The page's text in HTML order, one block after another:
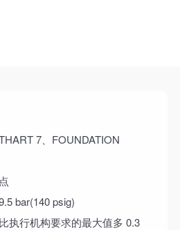
7、FOUNDATION
bar(140 psig)
执行机构要求的最大值多 0.3